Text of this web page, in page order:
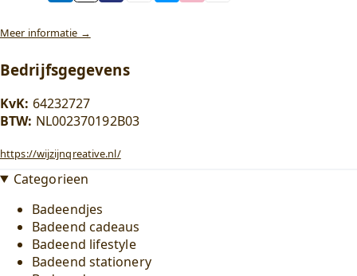
Meer informatie →
Bedrijfsgegevens
KvK: 64232727
BTW: NL002370192B03
https://wijzijnqreative.nl/
Categorieen
Badeendjes
Badeend cadeaus
Badeend lifestyle
Badeend stationery